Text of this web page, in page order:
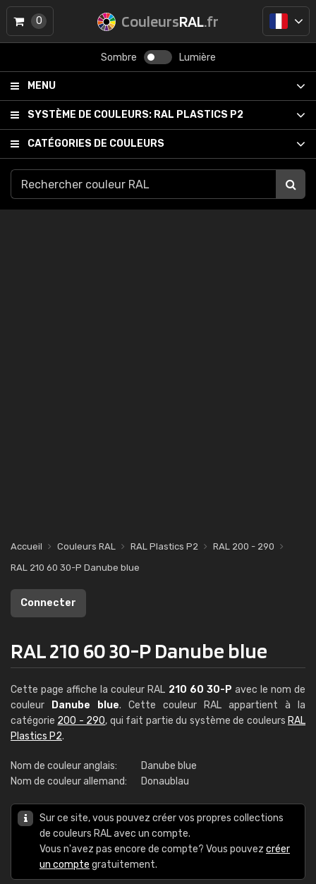
CouleursRAL.fr
Sombre Lumière
MENU
SYSTÈME DE COULEURS: RAL PLASTICS P2
CATÉGORIES DE COULEURS
0
Accueil Couleurs RAL RAL Plastics P2
RAL 200 - 290
RAL 210 60 30-P Danube blue
Connecter
RAL 210 60 30-P Danube blue
Cette page affiche la couleur RAL 210 60 30-P avec le nom de
couleur
Danube blue. Cette couleur RAL appartient à la
catégorie 200 - 290, qui fait partie du système de couleurs RAL
Plastics P2.
Nom de couleur anglais:
Danube blue
Nom de couleur allemand:
Donaublau
Sur ce site, vous pouvez créer vos propres collections
de couleurs RAL avec un compte.
Vous n'avez pas encore de compte? Vous pouvez créer
un compte gratuitement.